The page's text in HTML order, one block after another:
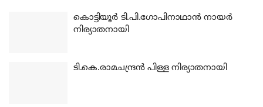
കൊട്ടിയൂര്‍ ടി.പി.ഗോപിനാഥാന്‍ നായര്‍
നിര്യാതനായി
ടി.കെ.രാമചന്ദ്രന്‍ പിള്ള നിര്യാതനായി